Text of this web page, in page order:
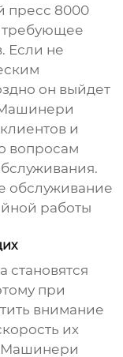
пресс 8000
требующее
Если не
он выйдет
и
вопросам
обслуживание
работы
становятся
при
внимание
их
Машинери